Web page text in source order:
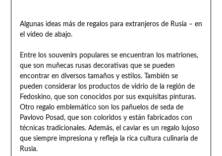
Algunas ideas más de regalos para extranjeros de Rusia – en
el vídeo de abajo.
Entre los souvenirs populares se encuentran los matriones,
que son muñecas rusas decorativas que se pueden
encontrar en diversos tamaños y estilos. También se
pueden considerar los productos de vidrio de la región de
Fedoskino, que son conocidos por sus exquisitas pinturas.
Otro regalo emblemático son los pañuelos de seda de
Pavlovo Posad, que son coloridos y están fabricados con
técnicas tradicionales. Además, el caviar es un regalo lujoso
que siempre impresiona y refleja la rica cultura culinaria de
Rusia.